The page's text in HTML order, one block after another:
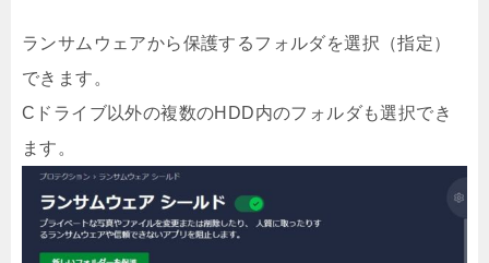
ランサムウェアから保護するフォルダを選択（指定）
できます。
Cドライブ以外の複数のHDD内のフォルダも選択でき
ます。